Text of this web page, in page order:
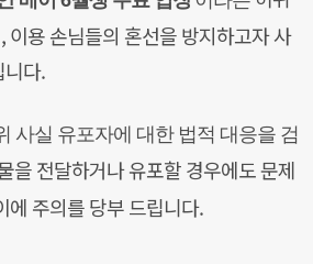
이용 손님들의 혼선을 방지하고자사
다.
사실 유포자에 대한 법적 대응을 검
을 전달하거나유포할 경우에도 문제
에 주의를 당부 드립니다.